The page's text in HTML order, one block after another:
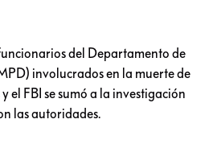
del Departamento de
involucrados en la muerte de
el FBI se sumó a la investigación
las autoridades.